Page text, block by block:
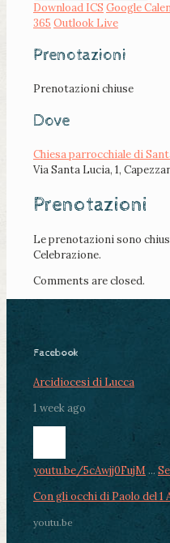
Download ICS Google
365 Outlook Live
Prenotazioni
Prenotazioni chiuse
Dove
Chiesa parrocchiale di
Via Santa Lucia, 1,
Prenotazioni
Le prenotazioni sono
Celebrazione.
Comments are closed.
Facebook
Arcidiocesi di Lucca
1 week ago
youtu.be/5cAwjj0FujM ...
Con gli occhi di Paolo del 1
youtu.be